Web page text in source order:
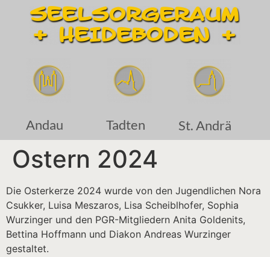
Andau Tadten St. Andrä
Ostern 2024
Die Osterkerze 2024 wurde von den Jugendlichen Nora
Csukker, Luisa Meszaros, Lisa Scheiblhofer, Sophia
Wurzinger und den PGR-Mitgliedern Anita Goldenits,
Bettina Hoffmann und Diakon Andreas Wurzinger
gestaltet.